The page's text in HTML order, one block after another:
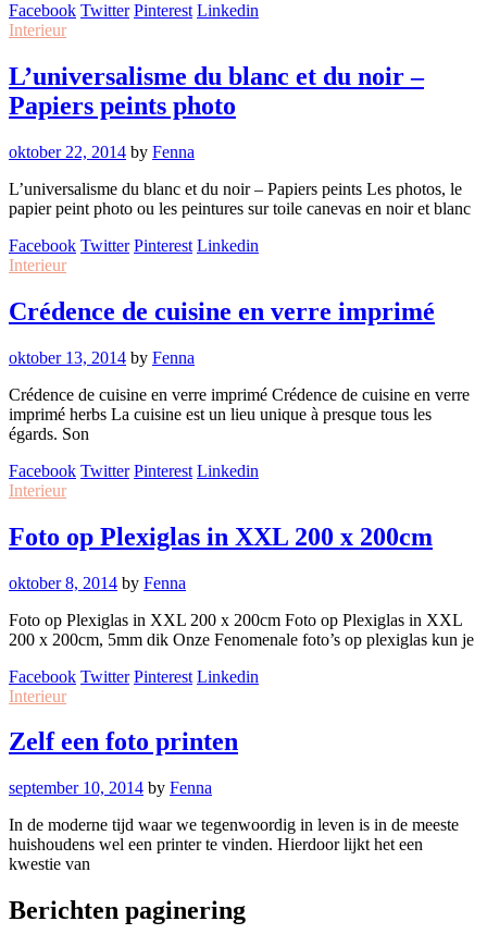
Facebook Twitter Pinterest Linkedin
Interieur
L’universalisme du blanc et du noir –
Papiers peints photo
oktober 22, 2014 by Fenna
L’universalisme du blanc et du noir – Papiers peints Les photos, le
papier peint photo ou les peintures sur toile canevas en noir et blanc
Facebook Twitter Pinterest Linkedin
Interieur
Crédence de cuisine en verre imprimé
oktober 13, 2014 by Fenna
Crédence de cuisine en verre imprimé Crédence de cuisine en verre
imprimé herbs La cuisine est un lieu unique à presque tous les
égards. Son
Facebook Twitter Pinterest Linkedin
Interieur
Foto op Plexiglas in XXL 200 x 200cm
oktober 8, 2014 by Fenna
Foto op Plexiglas in XXL 200 x 200cm Foto op Plexiglas in XXL
200 x 200cm, 5mm dik Onze Fenomenale foto’s op plexiglas kun je
Facebook Twitter Pinterest Linkedin
Interieur
Zelf een foto printen
september 10, 2014 by Fenna
In de moderne tijd waar we tegenwoordig in leven is in de meeste
huishoudens wel een printer te vinden. Hierdoor lijkt het een
kwestie van
Berichten paginering